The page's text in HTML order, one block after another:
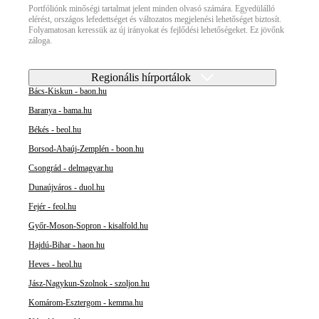
Portfóliónk minőségi tartalmat jelent minden olvasó számára. Egyedülálló
elérést, országos lefedettséget és változatos megjelenési lehetőséget biztosít.
Folyamatosan keressük az új irányokat és fejlődési lehetőségeket. Ez jövőnk
záloga.
Regionális hírportálok
Bács-Kiskun - baon.hu
Baranya - bama.hu
Békés - beol.hu
Borsod-Abaúj-Zemplén - boon.hu
Csongrád - delmagyar.hu
Dunaújváros - duol.hu
Fejér - feol.hu
Győr-Moson-Sopron - kisalfold.hu
Hajdú-Bihar - haon.hu
Heves - heol.hu
Jász-Nagykun-Szolnok - szoljon.hu
Komárom-Esztergom - kemma.hu